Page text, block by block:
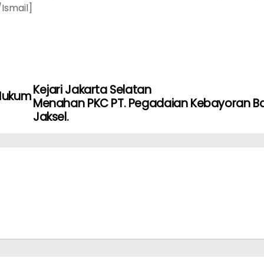
Kejari Jakarta Selatan
Menahan PKC PT. Pegadaian Kebayoran
Jaksel.